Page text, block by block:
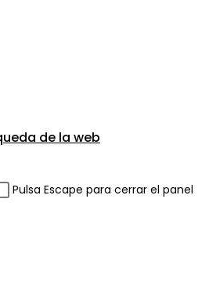
de la web
Pulsa Escape para cerrar el panel